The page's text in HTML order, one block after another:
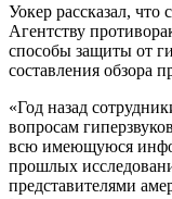
Уокер рассказал,
Агентству
способы защиты от
составления обзора
«Год назад
вопросам
всю имеющуюся
прошлых
представителями